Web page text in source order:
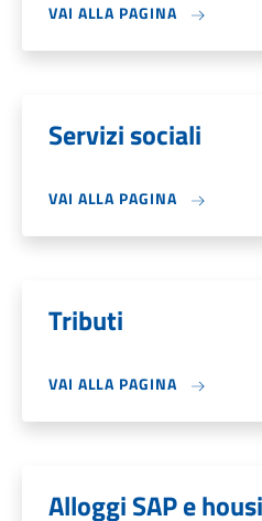
VAI ALLA PAGINA
Servizi sociali
VAI ALLA PAGINA
Tributi
VAI ALLA PAGINA
Alloggi SAP e